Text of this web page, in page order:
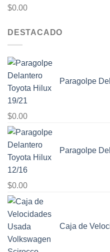
$0.00
DESTACADO
Paragolpe
$0.00
Paragolpe
$0.00
Caja de